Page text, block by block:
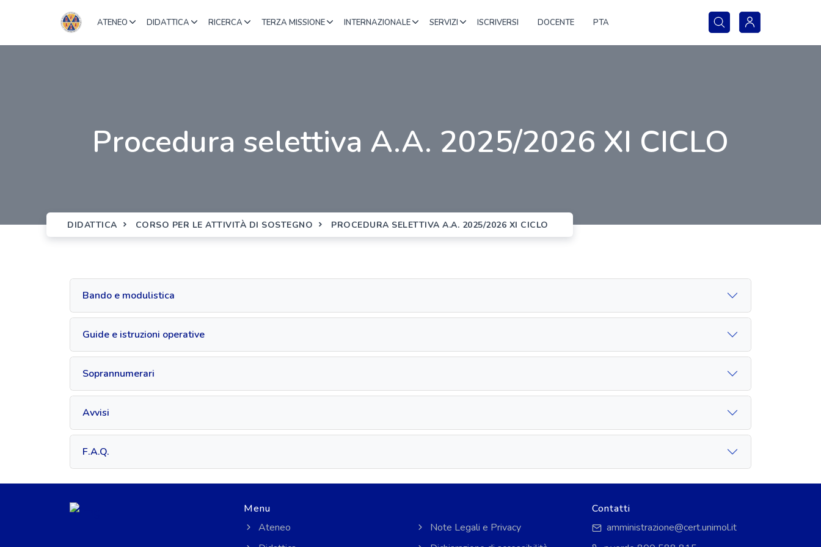
ATENEO DIDATTICA RICERCA TERZA MISSIONE INTERNAZIONALE SERVIZI ISCRIVERSI DOCENTE PTA
Procedura selettiva A.A. 2025/2026 XI CICLO
DIDATTICA CORSO PER LE ATTIVITÀ DI SOSTEGNO PROCEDURA SELETTIVA A.A. 2025/2026 XI CICLO
Bando e modulistica
Guide e istruzioni operative
Soprannumerari
Avvisi
F.A.Q.
Menu
Ateneo
Note Legali e Privacy
Contatti
amministrazione@cert.unimol.it